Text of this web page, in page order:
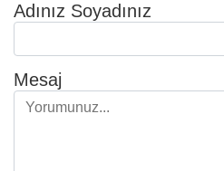
Adınız Soyadınız
Mesaj